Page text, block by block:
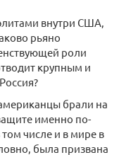
внутри США,
рьяно
роли
крупным и
брали на
именно по-
числе и в мире в
была призвана